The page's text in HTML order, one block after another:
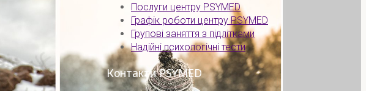
Послуги центру PSYMED
Графік роботи центру PSYMED
Групові заняття з підлітками
Надійні психологічні тести
Контакти PSYMED